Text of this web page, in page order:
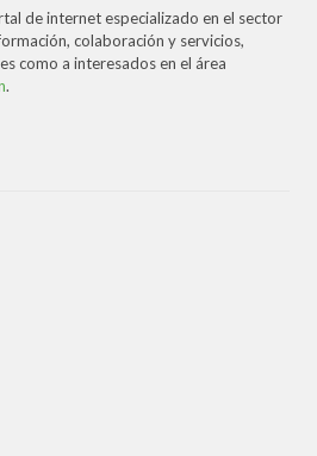
de internet especializado en el sector
colaboración y servicios,
como a interesados en el área
.